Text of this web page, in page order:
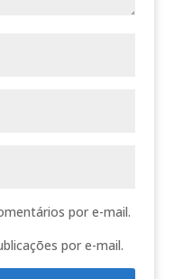
por e-mail.
por e-mail.